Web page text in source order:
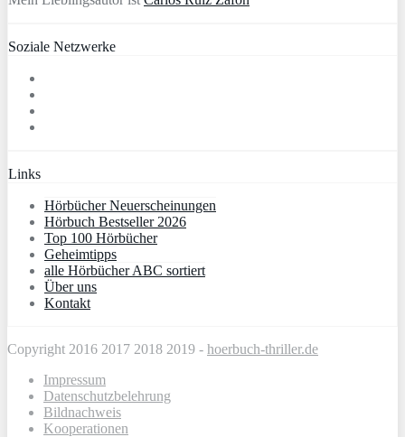
Soziale Netzwerke
Links
Hörbücher Neuerscheinungen
Hörbuch Bestseller 2026
Top 100 Hörbücher
Geheimtipps
alle Hörbücher ABC sortiert
Über uns
Kontakt
Copyright 2016 2017 2018 2019 - hoerbuch-thriller.de
Impressum
Datenschutzbelehrung
Bildnachweis
Kooperationen